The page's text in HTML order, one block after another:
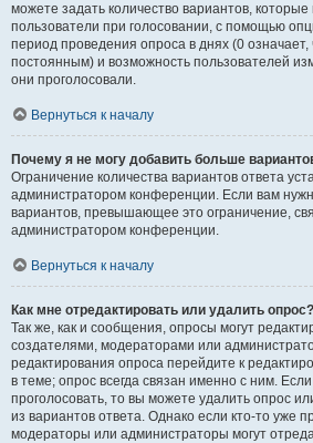
можете задать количество вариантов, которые
пользователи при голосовании, с помощью
период проведения опроса в днях (0 означает,
постоянным) и возможность пользователей
они проголосовали.
Вернуться к началу
Почему я не могу добавить больше
Ограничение количества вариантов ответа
администратором конференции. Если вам
вариантов, превышающее это ограничение,
администратором конференции.
Вернуться к началу
Как мне отредактировать или удалить опрос?
Так же, как и сообщения, опросы могут
создателями, модераторами или
редактирования опроса перейдите к
в теме; опрос всегда связан именно с ним.
проголосовать, то вы можете удалить опрос
из вариантов ответа. Однако если кто-то уже
модераторы или администраторы могут